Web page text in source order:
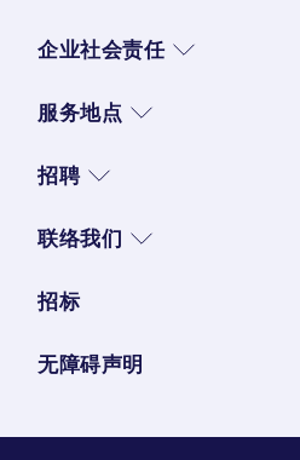
企业社会责任
服务地点
招聘
联络我们
招标
无障碍声明